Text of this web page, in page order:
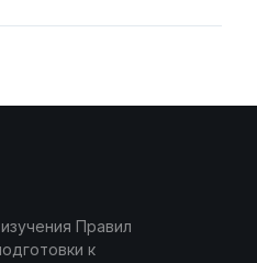
Правил
к